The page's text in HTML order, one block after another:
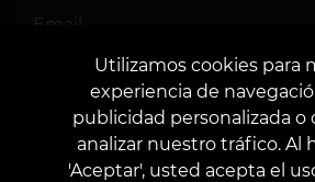
Doy mi consentimiento para
datos personales.
Utilizamos cookies para
experiencia de
publicidad personalizada o
analizar nuestro tráfico. Al
'Aceptar', usted acepta el